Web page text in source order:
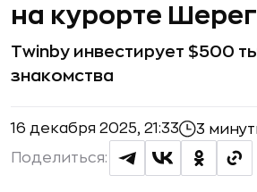
на курорте
Twinby инвестирует $500
знакомства
16 декабря 2025, 21:33 3
Поделиться: